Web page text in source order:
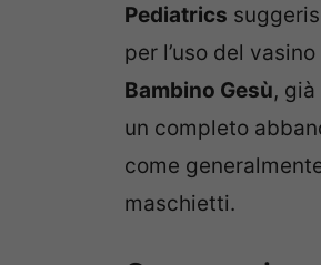
Pediatrics
per l’uso del
Bambino Gesù,
un completo
come
maschietti.